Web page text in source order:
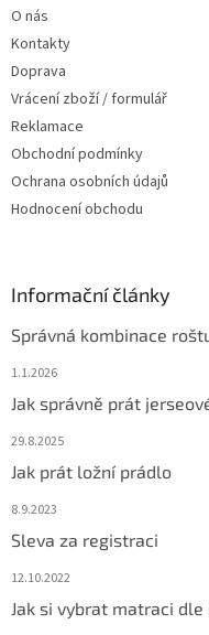
O nás
Kontakty
Doprava
Vrácení zboží / formulář
Reklamace
Obchodní podmínky
Ochrana osobních údajů
Hodnocení obchodu
Informační články
Správná kombinace
1.1.2026
Jak správně prát
29.8.2025
Jak prát ložní prádlo
8.9.2023
Sleva za registraci
12.10.2022
Jak si vybrat matraci